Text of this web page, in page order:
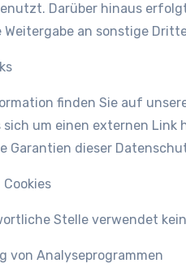
Darüber hinaus
Weitergabe an sonstige
finden Sie auf
sich um einen externen
Garantien dieser
Stelle verwendet
von Analyseprogrammen